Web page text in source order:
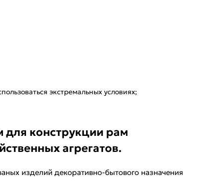
экстремальных условиях;
для конструкции рам
агрегатов.
изделий декоративно-бытового назначения